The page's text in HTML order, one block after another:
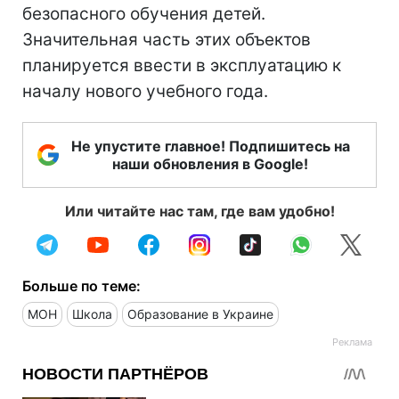
безопасного обучения детей.
Значительная часть этих объектов
планируется ввести в эксплуатацию к
началу нового учебного года.
Не упустите главное! Подпишитесь на
наши обновления в Google!
Или читайте нас там, где вам удобно!
Больше по теме:
МОН Школа Образование в Украине